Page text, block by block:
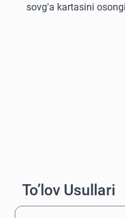
sovg'a kartasini
To’lov Usullari